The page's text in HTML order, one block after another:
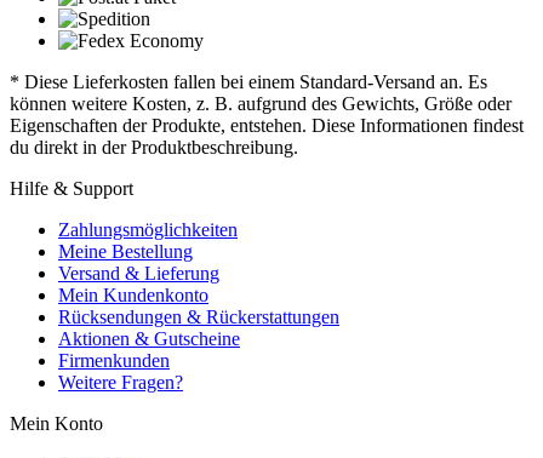
* Diese Lieferkosten fallen bei einem Standard-Versand an. Es
können weitere Kosten, z. B. aufgrund des Gewichts, Größe oder
Eigenschaften der Produkte, entstehen. Diese Informationen findest
du direkt in der Produktbeschreibung.
Hilfe & Support
Zahlungsmöglichkeiten
Meine Bestellung
Versand & Lieferung
Mein Kundenkonto
Rücksendungen & Rückerstattungen
Aktionen & Gutscheine
Firmenkunden
Weitere Fragen?
Mein Konto